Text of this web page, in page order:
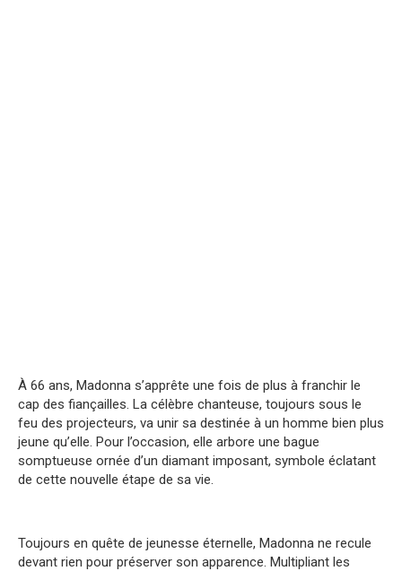
À 66 ans, Madonna s’apprête une fois de plus à franchir le
cap des fiançailles. La célèbre chanteuse, toujours sous le
feu des projecteurs, va unir sa destinée à un homme bien plus
jeune qu’elle. Pour l’occasion, elle arbore une bague
somptueuse ornée d’un diamant imposant, symbole éclatant
de cette nouvelle étape de sa vie.
Toujours en quête de jeunesse éternelle, Madonna ne recule
devant rien pour préserver son apparence. Multipliant les